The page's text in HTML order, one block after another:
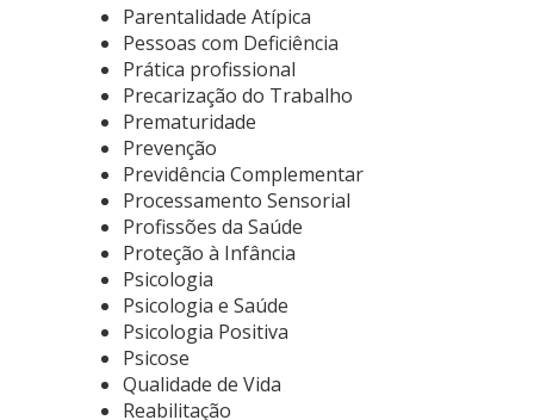
Parentalidade Atípica
Pessoas com Deficiência
Prática profissional
Precarização do Trabalho
Prematuridade
Prevenção
Previdência Complementar
Processamento Sensorial
Profissões da Saúde
Proteção à Infância
Psicologia
Psicologia e Saúde
Psicologia Positiva
Psicose
Qualidade de Vida
Reabilitação